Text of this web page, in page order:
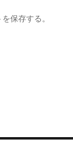
保存する。